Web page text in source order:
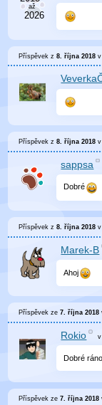
Příspěvek z8. října 2018
Příspěvek z8. října 2018
sappsa
Dobré
Příspěvek z8. října 2018
Marek-B
Ahoj
Příspěvek ze7. října 2018
Rokio
Dobré
Příspěvek ze7. října 2018